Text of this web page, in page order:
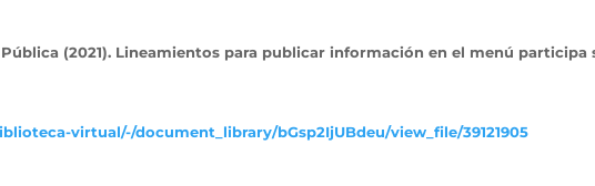
(2021). Lineamientos para publicar información en el menú
virtual/-/document_library/bGsp2IjUBdeu/view_file/39121905